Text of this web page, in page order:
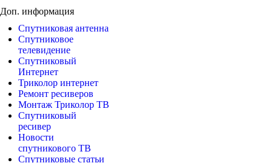
Доп. информация
Спутниковая антенна
Спутниковое
телевидение
Спутниковый
Интернет
Триколор интернет
Ремонт ресиверов
Монтаж Триколор ТВ
Спутниковый
ресивер
Новости
спутникового ТВ
Спутниковые статьи